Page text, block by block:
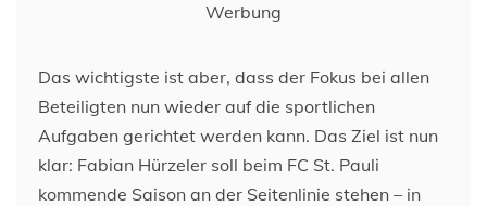
Werbung
Das wichtigste ist aber, dass der Fokus bei allen
Beteiligten nun wieder auf die sportlichen
Aufgaben gerichtet werden kann. Das Ziel ist nun
klar: Fabian Hürzeler soll beim FC St. Pauli
kommende Saison an der Seitenlinie stehen – in